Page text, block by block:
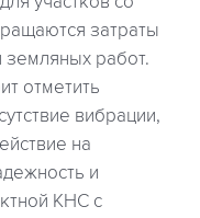
затраты
земляных работ.
отметить
вибрации,
на
и
КНС с